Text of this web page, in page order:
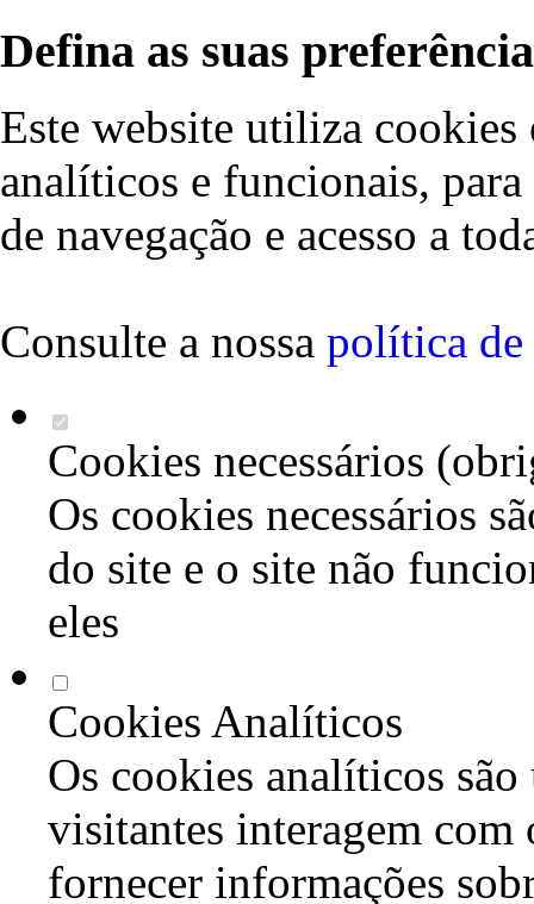
Defina as suas
Este website utiliza cookies
analíticos e funcionais,
de navegação e acesso a
Consulte a nossa política de
Cookies necessários
Os cookies necessários
do site e o site não
eles
Cookies Analíticos
Os cookies analíticos são
visitantes interagem com
fornecer informações